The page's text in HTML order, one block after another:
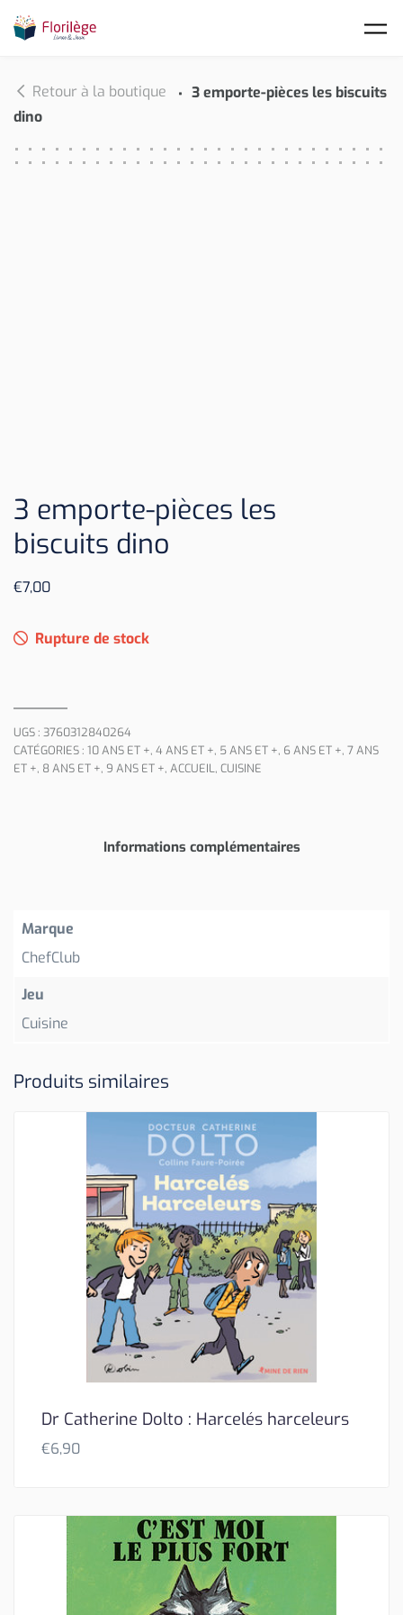
Retour à la boutique
3 emporte-pièces les biscuits
dino
3 emporte-pièces les
biscuits dino
€7,00
Rupture de stock
UGS : 3760312840264
CATÉGORIES : 10 ANS ET +, 4 ANS ET +, 5 ANS ET +, 6 ANS ET +, 7 ANS
ET +, 8 ANS ET +, 9 ANS ET +, ACCUEIL, CUISINE
Informations complémentaires
Marque
ChefClub
Jeu
Cuisine
Produits similaires
Dr Catherine Dolto : Harcelés harceleurs
€6,90